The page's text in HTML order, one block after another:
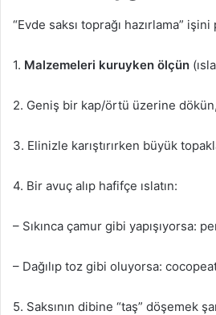
“Evde saksı toprağı hazırlama”
1. Malzemeleri kuruyken ölçün
2. Geniş bir kap/örtü üzerine dökün,
3. Elinizle karıştırırken büyük
4. Bir avuç alıp hafifçe ıslatın:
– Sıkınca çamur gibi yapışıyorsa:
– Dağılıp toz gibi oluyorsa:
5. Saksının dibine “taş” döşemek